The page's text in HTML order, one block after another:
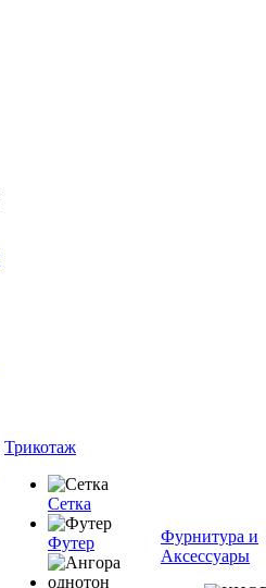
Трикотаж
Сетка
Футер
Фурнитура и
Аксессуары